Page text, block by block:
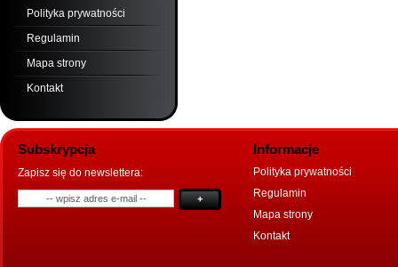
Polityka prywatności
Regulamin
Mapa strony
Kontakt
Informacje
Subskrypcja
Zapisz się do newslettera:
+
Polityka prywatności
Regulamin
Mapa strony
Kontakt